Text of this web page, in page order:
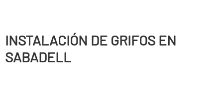
INSTALACIÓN DE GRIFOS EN
SABADELL